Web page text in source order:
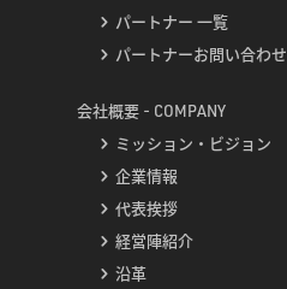
パートナー 一覧
パートナーお問い合わせ
会社概要 - COMPANY
ミッション・ビジョン
企業情報
代表挨拶
経営陣紹介
沿革